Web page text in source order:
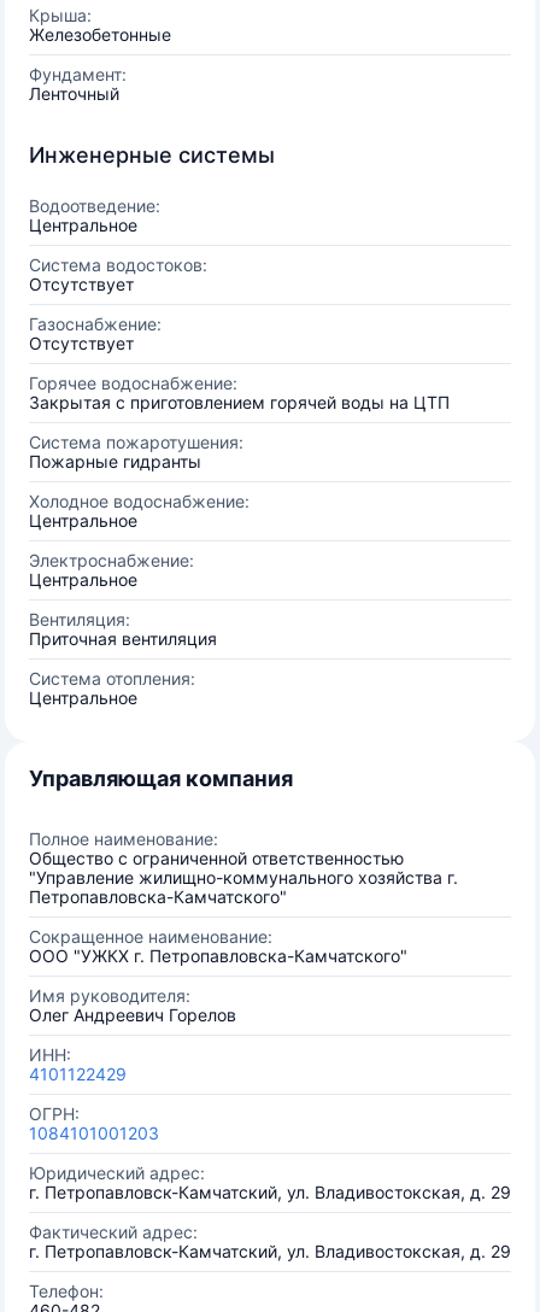
Крыша:
Железобетонные
Фундамент:
Ленточный
Инженерные системы
Водоотведение:
Центральное
Система водостоков:
Отсутствует
Газоснабжение:
Отсутствует
Горячее водоснабжение:
Закрытая с приготовлением горячей воды на ЦТП
Система пожаротушения:
Пожарные гидранты
Холодное водоснабжение:
Центральное
Электроснабжение:
Центральное
Вентиляция:
Приточная вентиляция
Система отопления:
Центральное
Управляющая компания
Полное наименование:
Общество с ограниченной ответственностью
"Управление жилищно-коммунального хозяйства г.
Петропавловска-Камчатского"
Сокращенное наименование:
ООО "УЖКХ г. Петропавловска-Камчатского"
Имя руководителя:
Олег Андреевич Горелов
ИНН:
4101122429
ОГРН:
1084101001203
Юридический адрес:
г. Петропавловск-Камчатский, ул. Владивостокская, д. 29
Фактический адрес:
г. Петропавловск-Камчатский, ул. Владивостокская, д. 29
Телефон: